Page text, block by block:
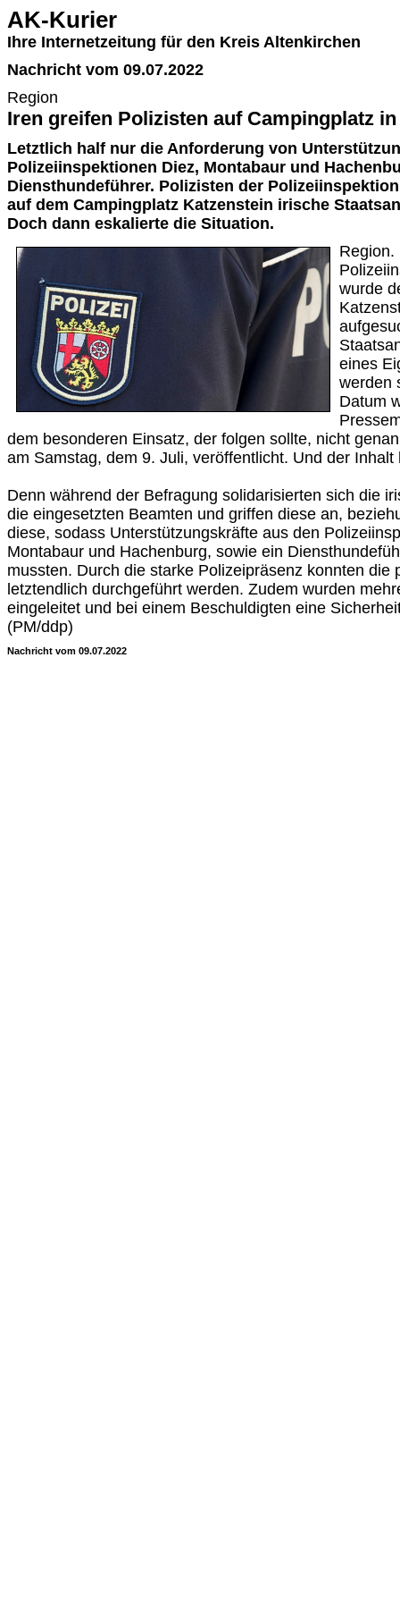
AK-Kurier
Ihre Internetzeitung für den Kreis Altenkirchen
Nachricht vom 09.07.2022
Region
Iren greifen Polizisten auf Campingplatz
Letztlich half nur die Anforderung von
Polizeiinspektionen Diez, Montabaur und
Diensthundeführer. Polizisten der
auf dem Campingplatz Katzenstein irische
Doch dann eskalierte die Situation.
Region.
wurde
eines
werden
Datum
dem besonderen Einsatz, der folgen sollte, nicht
am Samstag, dem 9. Juli, veröffentlicht. Und der Inhalt
Denn während der Befragung solidarisierten sich die
die eingesetzten Beamten und griffen diese an,
diese, sodass Unterstützungskräfte aus den
Montabaur und Hachenburg, sowie ein
mussten. Durch die starke Polizeipräsenz konnten die
letztendlich durchgeführt werden. Zudem wurden
eingeleitet und bei einem Beschuldigten eine
(PM/ddp)
Nachricht vom 09.07.2022